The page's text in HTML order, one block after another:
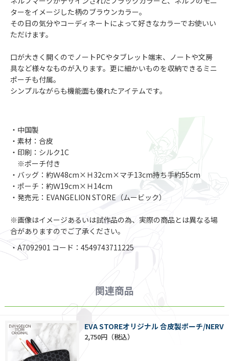
ターをイメージした柄のブラウンカラー。
その日の気分やコーディネートによって好きなカラーでお使いい
ただけます。
口が大きく開くのでノートPCやタブレット端末、ノートや文房
具など様々なものが入ります。更に細かいものを収納できるミニ
ポーチも付属。
シンプルながらも機能面も優れたアイテムです。
・中国製
・素材：合皮
・印刷：シルク1C
※ポーチ付き
・バッグ：約Ｗ48cm×Ｈ32cm×マチ13cm持ち手約55cm
・ポーチ：約Ｗ19cm×Ｈ14cm
・発売元：EVANGELION STORE（ムービック）
※画像はイメージあるいは試作品の為、実際の商品とは異なる場
合がありますのでご了承ください。
・A7092901 コード：4549743711225
関連商品
EVA STOREオリジナル 合皮製ポーチ/NERV
2,750円